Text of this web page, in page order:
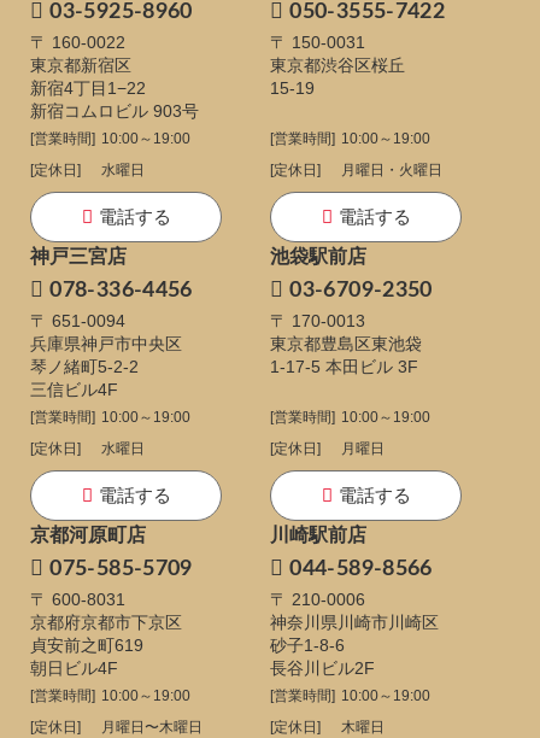
03-5925-8960
〒 160-0022
東京都新宿区
新宿4丁目1−22
新宿コムロビル 903号
[営業時間] 10:00～19:00
[定休日]
水曜日
電話する
050-3555-7422
〒 150-0031
東京都渋谷区桜丘
15-19
[営業時間] 10:00～19:00
[定休日]
月曜日・火曜日
電話する
神戸三宮店
078-336-4456
〒 651-0094
兵庫県神戸市中央区
琴ノ緒町5-2-2
三信ビル4F
[営業時間] 10:00～19:00
[定休日]
水曜日
電話する
池袋駅前店
03-6709-2350
〒 170-0013
東京都豊島区東池袋
1-17-5 本田ビル 3F
[営業時間] 10:00～19:00
[定休日]
月曜日
電話する
京都河原町店
075-585-5709
〒 600-8031
京都府京都市下京区
貞安前之町619
朝日ビル4F
[営業時間] 10:00～19:00
[定休日]
月曜日〜木曜日
川崎駅前店
044-589-8566
〒 210-0006
神奈川県川崎市川崎区
砂子1-8-6
長谷川ビル2F
[営業時間] 10:00～19:00
[定休日]
木曜日